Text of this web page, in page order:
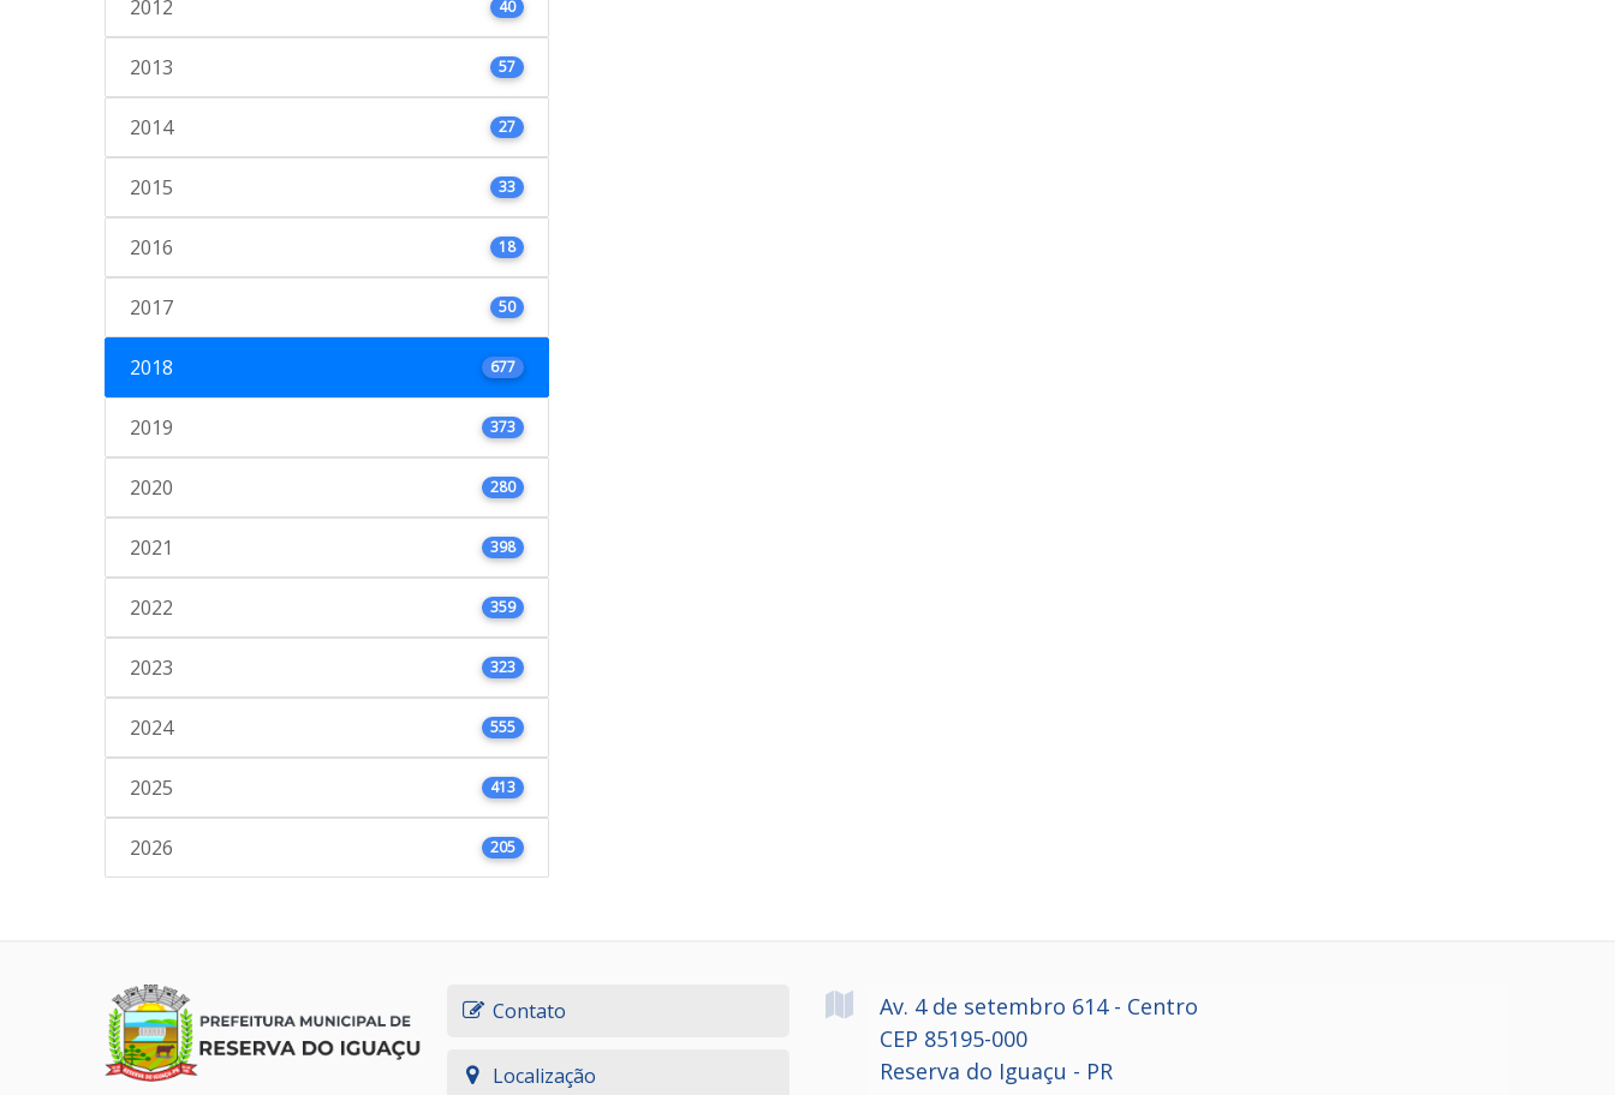
2012 40
2013 57
2014 27
2015 33
2016 18
2017 50
2018 677
2019 373
2020 280
2021 398
2022 359
2023 323
2024 555
2025 413
2026 205
Contato
Localização
Av. 4 de setembro 614 - Centro
CEP 85195-000
Reserva do Iguaçu - PR